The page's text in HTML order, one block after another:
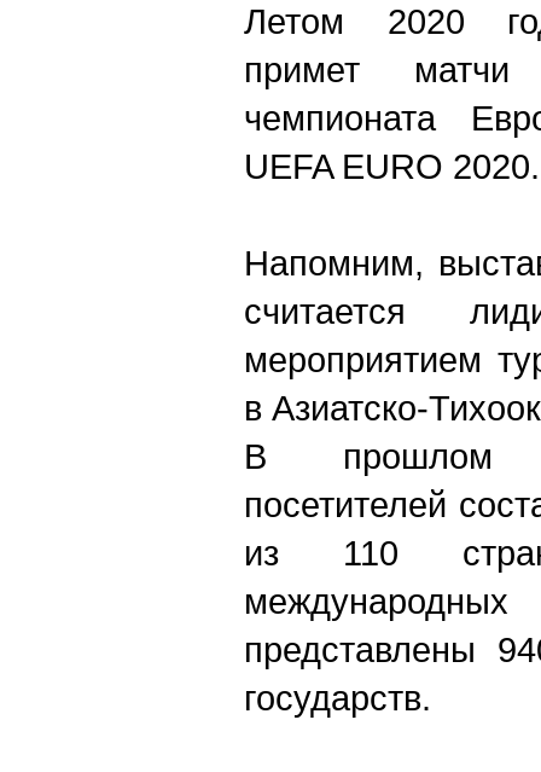
Летом 2020
примет матчи
чемпионата
UEFA EURO 2020.
Напомним,
считается
мероприятием
в Азиатско-
В прошлом
посетителей
из 110
представлены
государств.